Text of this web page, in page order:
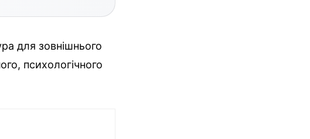
для зовнішнього
психологічного